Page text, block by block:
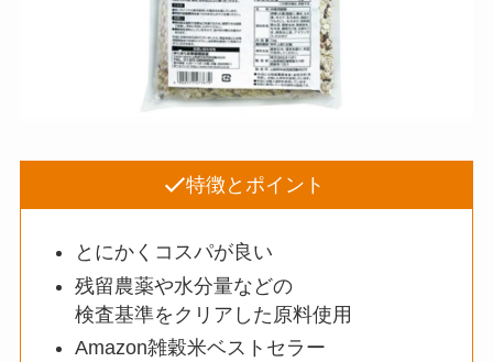
特徴とポイント
とにかくコスパが良い
残留農薬や水分量などの
検査基準をクリアした原料使用
Amazon雑穀米ベストセラー